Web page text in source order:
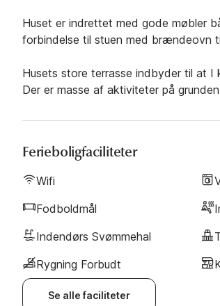
Huset er indrettet med gode møbler
forbindelse til stuen med brændeovn
Husets store terrasse indbyder til at I
Der er masse af aktiviteter på
Ferieboligfaciliteter
Wifi
Fodboldmål
Indendørs Svømmehal
Rygning Forbudt
Se alle faciliteter